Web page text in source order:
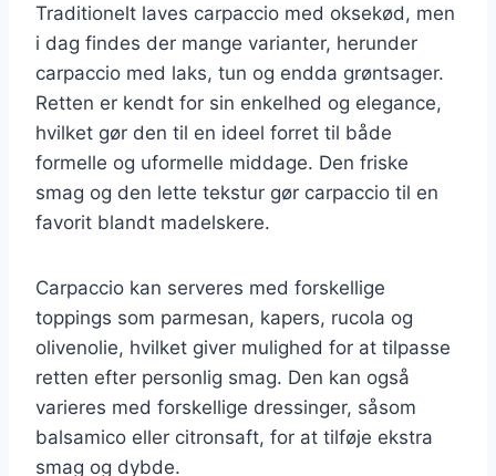
Traditionelt laves carpaccio med oksekød, men
i dag findes der mange varianter, herunder
carpaccio med laks, tun og endda grøntsager.
Retten er kendt for sin enkelhed og elegance,
hvilket gør den til en ideel forret til både
formelle og uformelle middage. Den friske
smag og den lette tekstur gør carpaccio til en
favorit blandt madelskere.
Carpaccio kan serveres med forskellige
toppings som parmesan, kapers, rucola og
olivenolie, hvilket giver mulighed for at tilpasse
retten efter personlig smag. Den kan også
varieres med forskellige dressinger, såsom
balsamico eller citronsaft, for at tilføje ekstra
smag og dybde.